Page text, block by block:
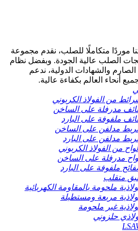
موردًا متكاملًا للصلب، نقدم مجموعة
الصلب عالية الجودة. وبفضل نظام
الصارم والشهادات الدولية، ندعم
أنحاء العالم بكفاءة عالية.
من الفولاذ الكربوني
مدرفلة على الساخن
ملفوفة على البارد
مدلفن على الساخن
مدلفن على البارد
من الفولاذ الكربوني
مدرفلة على الساخن
ملفوفة على البارد
متقلب
ملحومة بالمقاومة الكهربائية
مربعة ومستطيلة
غير ملحومة
حلزوني